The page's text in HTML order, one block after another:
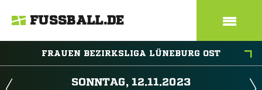
FUSSBALL.DE
FRAUEN BEZIRKSLIGA LÜNEBURG OST
 